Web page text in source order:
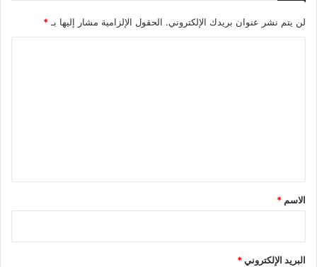
لن يتم نشر عنوان بريدك الإلكتروني. الحقول الإلزامية مشار إليها بـ*
*
الاسم *
البريد الإلكتروني*